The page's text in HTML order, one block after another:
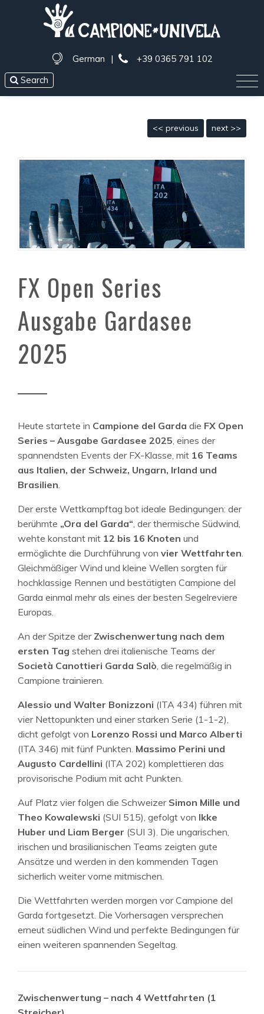
German |
+39 0365 791 102
Search
<< previous next >>
FX Open Series
Ausgabe Gardasee
2025
Heute startete in Campione del Garda die FX Open
Series – Ausgabe Gardasee 2025, eines der
spannendsten Events der FX-Klasse, mit 16 Teams
aus Italien, der Schweiz, Ungarn, Irland und
Brasilien.
Der erste Wettkampftag bot ideale Bedingungen: der
berühmte „Ora del Garda“, der thermische Südwind,
wehte konstant mit 12 bis 16 Knoten und
ermöglichte die Durchführung von vier Wettfahrten.
Gleichmäßiger Wind und kleine Wellen sorgten für
hochklassige Rennen und bestätigten Campione del
Garda einmal mehr als eines der besten Segelreviere
Europas.
An der Spitze der Zwischenwertung nach dem
ersten Tag stehen drei italienische Teams der
Società Canottieri Garda Salò, die regelmäßig in
Campione trainieren.
Alessio und Walter Bonizzoni (ITA 434) führen mit
vier Nettopunkten und einer starken Serie (1-1-2),
dicht gefolgt von Lorenzo Rossi und Marco Alberti
(ITA 346) mit fünf Punkten. Massimo Perini und
Augusto Cardellini (ITA 202) komplettieren das
provisorische Podium mit acht Punkten.
Auf Platz vier folgen die Schweizer Simon Mille und
Theo Kowalewski (SUI 515), gefolgt von Ikke
Huber und Liam Berger (SUI 3). Die ungarischen,
irischen und brasilianischen Teams zeigten gute
Ansätze und werden in den kommenden Tagen
sicherlich weiter vorne mitmischen.
Die Wettfahrten werden morgen vor Campione del
Garda fortgesetzt. Die Vorhersagen versprechen
erneut südlichen Wind und perfekte Bedingungen für
einen weiteren spannenden Segeltag.
Zwischenwertung – nach 4 Wettfahrten (1